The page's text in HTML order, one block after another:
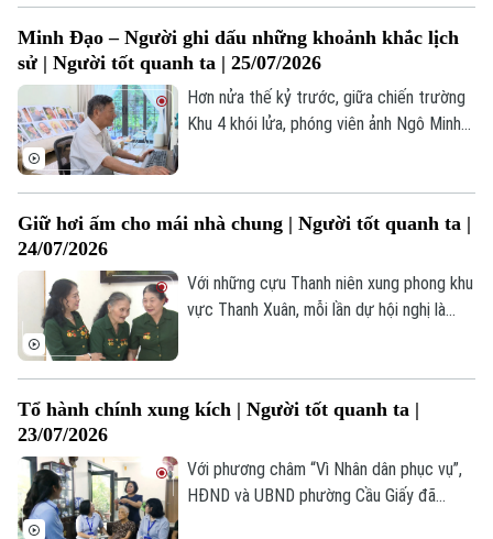
Chính trị
An ninh trật tự
Công nghệ
Nhịp sống Hà Nội
Người Hà Nội
Khoảnh khắc Hà Nội
Thế giới
Tin tức
Quân sự
Hồ sơ
Người Việt 4 phương
Kinh tế
Tin tức
Cafe sáng
Tài chính Ngân hàng
Doanh nghiệp
Tin tức
Đầu tư
Căn hộ
Kinh nghiệm
Tàu và Xe
Ô tô
Tàu
Xe máy
Thị trường
Đánh giá
Giáo dục
Tin tức
Tuyển sinh
Hướng nghiệp
Tin tức
Làng nghề
Di tích
Sức khỏe
Y tế
Thể thao
4.000 lượt thương binh, bệnh binh, người
có công được đón tiếp, chăm sóc, điều
dưỡng tại đây.
Minh Đạo – Người ghi dấu những khoảnh khắc lịch
sử | Người tốt quanh ta | 25/07/2026
Hơn nửa thế kỷ trước, giữa chiến trường
Khu 4 khói lửa, phóng viên ảnh Ngô Minh
Giữ hơi ấm cho mái nhà chung | Người tốt quanh ta |
24/07/2026
Với những cựu Thanh niên xung phong khu
vực Thanh Xuân, mỗi lần dự hội nghị là
cách thời gian, đưa họ về lại những năm
Tổ hành chính xung kích | Người tốt quanh ta |
23/07/2026
Với phương châm “Vì Nhân dân phục vụ”,
HĐND và UBND phường Cầu Giấy đã